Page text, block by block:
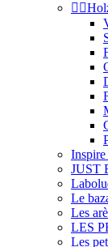
 
JUST
Le
Les
LES
Les